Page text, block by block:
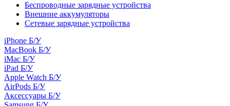
Беспроводные зарядные устройства
Внешние аккумуляторы
Сетевые зарядные устройства
iPhone Б/У
MacBook Б/У
iMac Б/У
iPad Б/У
Apple Watch Б/У
AirPods Б/У
Аксессуары Б/У